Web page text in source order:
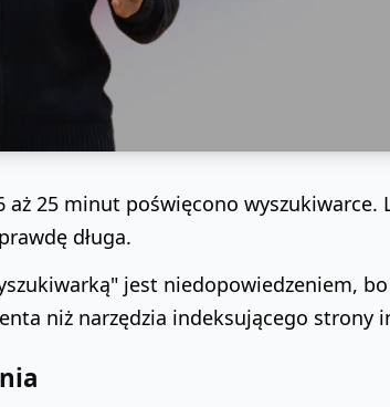
25 minut poświęcono wyszukiwarce.
długa.
jest niedopowiedzeniem,
niż narzędzia indeksującego strony